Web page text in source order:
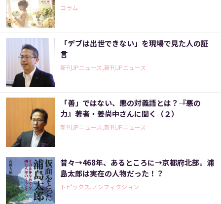
コラム
「デブは出世できない」を現場で見た人の証
言
新刊JPニュース,新刊JPニュース
「善」ではない、悪の対義語とは？――『悪の
力』著者・姜尚中さんに聞く（２）
新刊JPニュース,新刊JPニュース
昔々→468年、あるところに→京都府北部。浦
島太郎は実在の人物だった！？
トピックス,ノンフィクション